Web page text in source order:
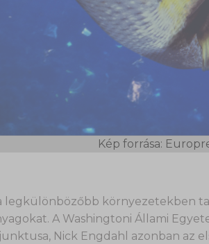
Kép forrása:
legkülönbözőbb környezetekben
A Washingtoni Állami
Nick Engdahl azonban az